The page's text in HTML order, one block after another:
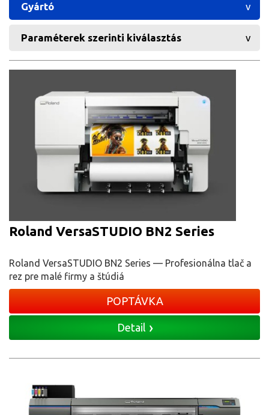
Gyártó
Paraméterek szerinti kiválasztás
Roland VersaSTUDIO BN2 Series
Roland VersaSTUDIO BN2 Series — Profesionálna tlač a
rez pre malé firmy a štúdiá
POPTÁVKA
Detail